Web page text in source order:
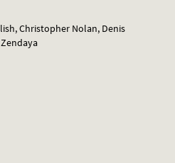
Christopher Nolan, Denis